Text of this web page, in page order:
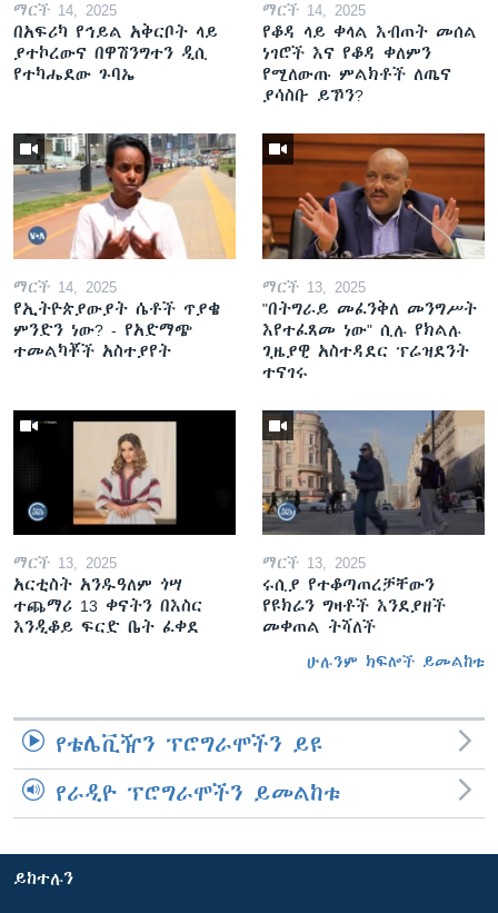
ማርች 14, 2025
በአፍሪካ የኅይል አቅርቦት ላይ
ያተኮረውና በዋሽንግተን ዲሲ
የተካሔደው ጉባኤ
ማርች 14, 2025
የቆዳ ላይ ቀላል እብጠት መሰል
ነገሮች እና የቆዳ ቀለምን
የሚለውጡ ምልክቶች ለጤና
ያሳስቡ ይኾን?
ማርች 14, 2025
የኢትዮጵያውያት ሴቶች ጥያቄ
ምንድን ነው? - የአድማጭ
ተመልካቾች አስተያየት
ማርች 13, 2025
"በትግራይ መፈንቅለ መንግሥት
እየተፈጸመ ነው" ሲሉ የክልሉ
ጊዜያዊ አስተዳደር ፕሬዝደንት
ተናገሩ
ማርች 13, 2025
አርቲስት አንዱዓለም ጎሣ
ተጨማሪ 13 ቀናትን በእስር
እንዲቆይ ፍርድ ቤት ፈቀደ
ማርች 13, 2025
ሩሲያ የተቆጣጠረቻቸውን
የዩክሬን ግዛቶች እንደያዘች
መቀጠል ትሻለች
ሁሉንም ክፍሎች ይመልከቱ
የቴሌቪዥን ፕሮግራሞችን ይዩ
የራዲዮ ፕሮግራሞችን ይመልከቱ
ይከተሉን